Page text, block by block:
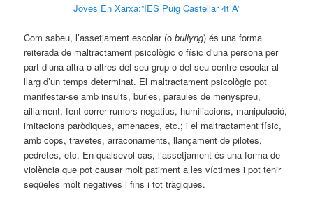
Joves En Xarxa:”IES Puig Castellar 4t A”
Com sabeu, l’assetjament escolar (obullyng) és una forma
reiterada de maltractament psicològic o físic d’una persona per
part d’una altra o altres del seu grup o del seu centre escolar al
llarg d’un temps determinat. El maltractament psicològic pot
manifestar-se amb insults, burles, paraules de menyspreu,
aillament, fent correr rumors negatius, humiliacions, manipulació,
imitacions paròdiques, amenaces, etc.; i el maltractament físic,
amb cops, travetes, arraconaments, llançament de pilotes,
pedretes, etc. En qualsevol cas, l’assetjament és una forma de
violència que pot causar molt patiment a les víctimes i pot tenir
seqüeles molt negatives i fins i tot tràgiques.